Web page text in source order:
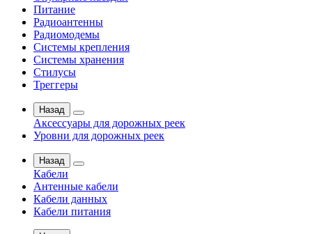
Питание
Радиоантенны
Радиомодемы
Системы крепления
Системы хранения
Стилусы
Треггеры
Назад
Аксессуары для дорожных реек
Уровни для дорожных реек
Назад
Кабели
Антенные кабели
Кабели данных
Кабели питания